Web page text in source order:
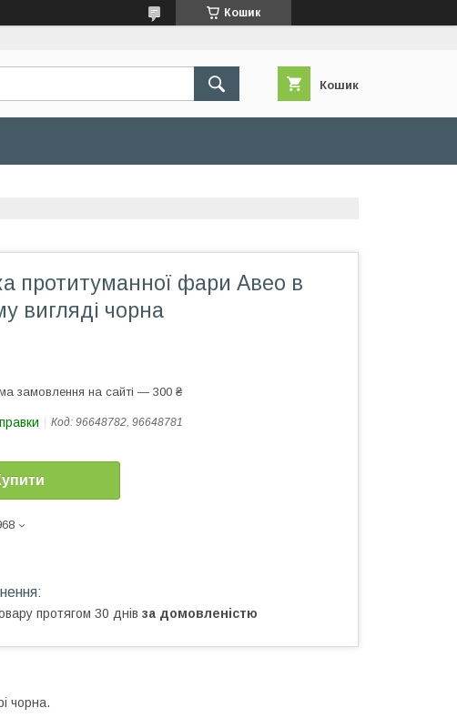
Кошик
Кошик
протитуманної фари Авео в
вигляді чорна
замовлення на сайті — 300 ₴
Код: 96648782, 96648781
протягом 30 днів за домовленістю
чорна.